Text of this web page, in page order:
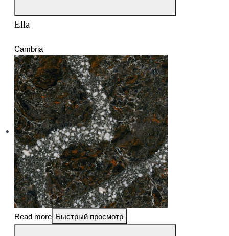
Ella
Cambria
Read more Быстрый просмотр